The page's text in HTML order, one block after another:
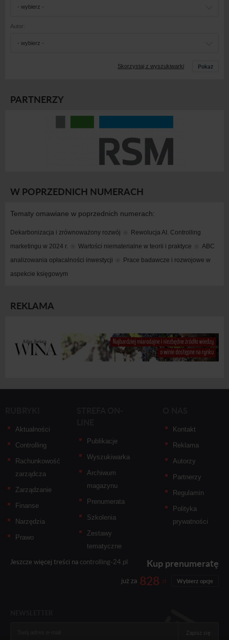
- wybierz -
Autor:
- wybierz -
Skorzystaj z wyszukiwarki Pokaż
PARTNERZY
W POPRZEDNICH NUMERACH
Tematy omawiane w poprzednich numerach:
Dekarbonizacja i zrównoważony rozwój
Rewolucja AI. Controlling
marketingu w 2024 r.
Wartości niematerialne w teorii i praktyce
ABC
analizowania opłacalności inwestycji
Prace badawcze i rozwojowe w
aspekcie księgowym
REKLAMA
Aktualności
Controlling
Rachunkowość
zarządcza
Zarządzanie
Finanse
Narzędzia
Prawo
Publikacje
Wyszukiwarka
Archiwum
magazynu
Prenumerata
Szkolenia
Zestawy
tematyczne
Kontakt
Reklama
Autorzy
Partnerzy
Regulamin
Polityka
prywatności
Jeszcze więcej treści na controlling-24.pl Kup prenumeratę
już za 828 zł Wybierz opcje
Zapisz się